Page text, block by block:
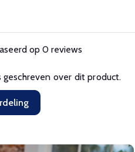
op 0 reviews
geschreven over dit product.